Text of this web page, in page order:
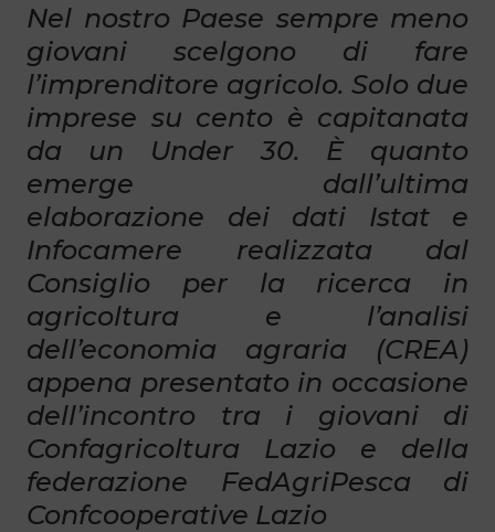
Nel nostro Paese sempre meno
giovani scelgono di fare
l’imprenditore agricolo. Solo due
imprese su cento è capitanata
da un Under 30. È quanto
emerge dall’ultima
elaborazione dei dati Istat e
Infocamere realizzata dal
Consiglio per la ricerca in
agricoltura e l’analisi
dell’economia agraria (CREA)
appena presentato in occasione
dell’incontro tra i giovani di
Confagricoltura Lazio e della
federazione FedAgriPesca di
Confcooperative Lazio